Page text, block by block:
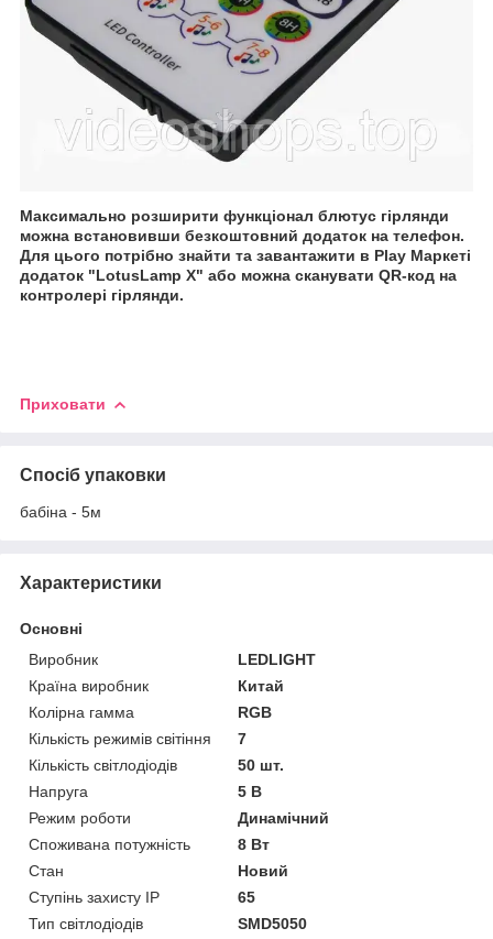
Максимально розширити функціонал блютус гірлянди
можна встановивши безкоштовний додаток на телефон.
Для цього потрібно знайти та завантажити в Play Маркеті
додаток "LotusLamp X" або можна сканувати QR-код на
контролері гірлянди.
Приховати
Спосіб упаковки
бабіна - 5м
Характеристики
Основні
Виробник
LEDLIGHT
Країна виробник
Китай
Колірна гамма
RGB
Кількість режимів світіння
7
Кількість світлодіодів
50 шт.
Напруга
5 В
Режим роботи
Динамічний
Споживана потужність
8 Вт
Стан
Новий
Ступінь захисту IP
65
Тип світлодіодів
SMD5050